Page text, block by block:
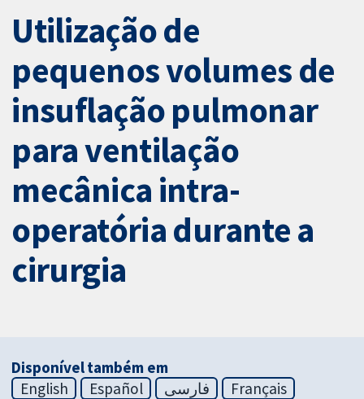
Utilização de
pequenos volumes de
insuflação pulmonar
para ventilação
mecânica intra-
operatória durante a
cirurgia
Disponível também em
English
Español فارسی
Français